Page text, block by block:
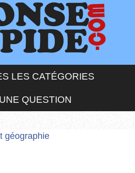
LES CATÉGORIES
QUESTION
géographie